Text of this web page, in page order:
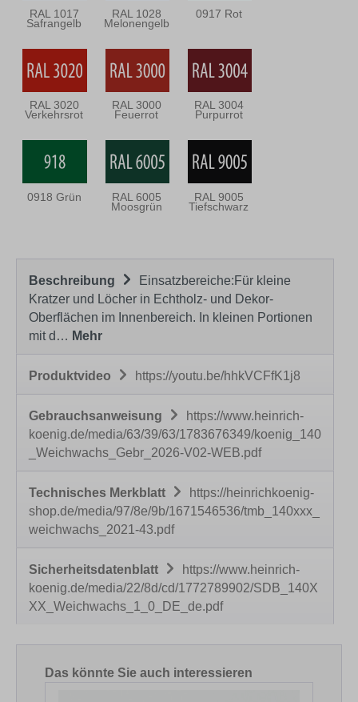
RAL 1017
Safrangelb
RAL 1028
Melonengelb
0917 Rot
RAL 3020
Verkehrsrot
RAL 3000
Feuerrot
RAL 3004
Purpurrot
0918 Grün RAL 6005
Moosgrün
RAL 9005
Tiefschwarz
Beschreibung
Einsatzbereiche:Für kleine
Kratzer und Löcher in Echtholz- und Dekor-
Oberflächen im Innenbereich. In kleinen Portionen
mit d… Mehr
Produktvideo https://youtu.be/hhkVCFfK1j8
Gebrauchsanweisung
https://www.heinrich-
koenig.de/media/63/39/63/1783676349/koenig_140
_Weichwachs_Gebr_2026-V02-WEB.pdf
Technisches Merkblatt
https://heinrichkoenig-
shop.de/media/97/8e/9b/1671546536/tmb_140xxx_
weichwachs_2021-43.pdf
Sicherheitsdatenblatt
https://www.heinrich-
koenig.de/media/22/8d/cd/1772789902/SDB_140X
XX_Weichwachs_1_0_DE_de.pdf
Produktgalerie überspringen
Das könnte Sie auch interessieren